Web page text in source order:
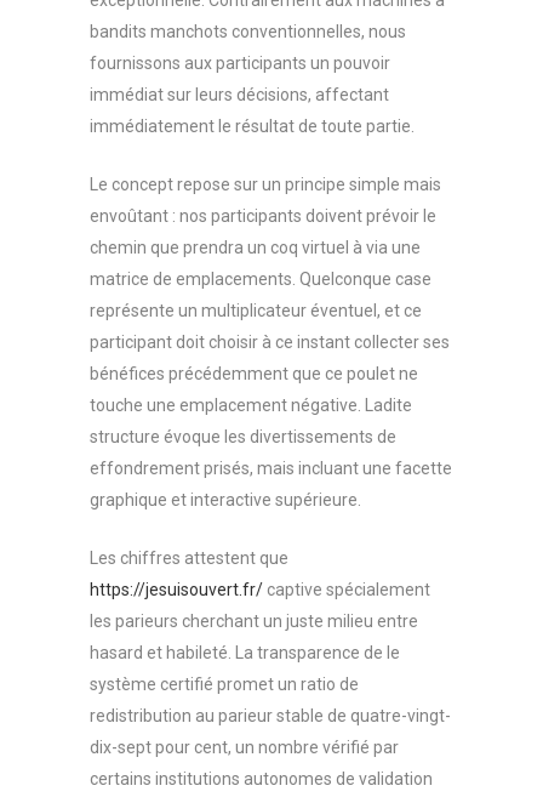
bandits manchots conventionnelles, nous
fournissons aux participants un pouvoir
immédiat sur leurs décisions, affectant
immédiatement le résultat de toute partie.
Le concept repose sur un principe simple mais
envoûtant : nos participants doivent prévoir le
chemin que prendra un coq virtuel à via une
matrice de emplacements. Quelconque case
représente un multiplicateur éventuel, et ce
participant doit choisir à ce instant collecter ses
bénéfices précédemment que ce poulet ne
touche une emplacement négative. Ladite
structure évoque les divertissements de
effondrement prisés, mais incluant une facette
graphique et interactive supérieure.
Les chiffres attestent que
https://jesuisouvert.fr/ captive spécialement
les parieurs cherchant un juste milieu entre
hasard et habileté. La transparence de le
système certifié promet un ratio de
redistribution au parieur stable de quatre-vingt-
dix-sept pour cent, un nombre vérifié par
certains institutions autonomes de validation